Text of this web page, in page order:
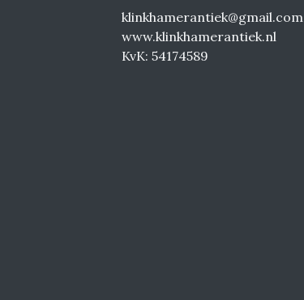
klinkhamerantiek@gmail.com
www.klinkhamerantiek.nl
KvK: 54174589